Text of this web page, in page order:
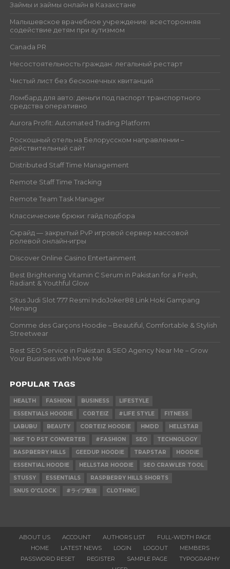
Займы и займы онлайн в Казахстане
Малышевское врачебное учреждение: всесторонняя
содействие детям при аутизмом
Canada PR
Несостоятельность граждан: легальный рестарт
Чистый лист без бесконечных квитанций
Ломбард для авто: деньги под паспорт транспортного
средства оперативно
Aurora Profit: Automated Trading Platform
Роскошный отель на Белорусском направлении –
действительный сайт
Distributed Staff Time Management
Remote Staff Time Tracking
Remote Team Task Manager
Классические брюки: гайд подбора
Скрайд — закрытый PvP игровой сервер массовой
ролевой онлайн‑игры
Discover Online Casino Entertainment
Best Brightening Vitamin C Serum in Pakistan for a Fresh,
Radiant & Youthful Glow
Situs Judi Slot 777 Resmi IndoJoker88 Link Hoki Gampang
Menang
Comme des Garçons Hoodie – Beautiful, Comfortable & Stylish
Streetwear
Best SEO Service in Pakistan & SEO Agency Near Me – Grow
Your Business with Move Me
POPULAR TAGS
HEALTH FASHION BUSINESS
LIFESTYLE
ESSENTIALS HOODIE
CORTEIZ #LIFE STYLE
FITNESS
LABUBU
BEAUTY CORTEIZ HOODIE HMDD
HELLSTAR
NSF TO PST CONVERTER
#FASHION SEO
TECHNOLOGY
RASPBERRY HILLS
GEEDUP HOODIE TRAPSTAR
HOODIE
ESSENTIAL HOODIE
HELLSTAR HOODIE
SEO CRAWLER TOOL
STUSSY
ESSENTIALS
RASPBERRY HILLS SHORTS
SNUS O'CLOCK
#ライブ配信 CLOTHING
ABOUT US ACCOUNT AUTHORS LIST
FULL-WIDTH PAGE
HOME
LATEST NEWS LOGIN LOGOUT
MEMBERS
PASSWORD RESET
REGISTER SAMPLE PAGE
TYPOGRAPHY